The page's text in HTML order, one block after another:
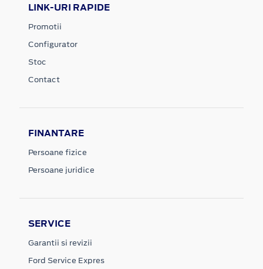
LINK-URI RAPIDE
Promotii
Configurator
Stoc
Contact
FINANTARE
Persoane fizice
Persoane juridice
SERVICE
Garantii si revizii
Ford Service Expres